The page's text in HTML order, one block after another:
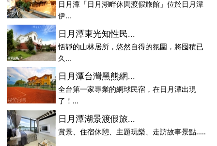
日月潭「日月湖畔休閒渡假旅館」位於日月潭
伊...
日月潭東光知性民...
恬靜的山林居所，悠然自得的氛圍，將囤積已
久...
日月潭台灣黑熊網...
全台第一家專業的網球民宿，在日月潭出現
了！...
日月潭湖景渡假旅...
賞景、住宿休憩、主題玩樂、走訪故事景點.....